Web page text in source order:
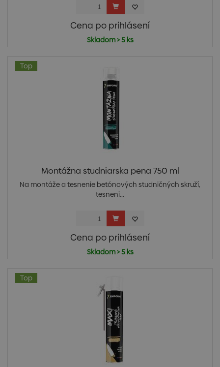
Cena po prihlásení
Skladom > 5 ks
Top
Montážna studniarska pena 750 ml
Na montáže a tesnenie betónových studničných skruží,
tesneni...
Cena po prihlásení
Skladom > 5 ks
Top